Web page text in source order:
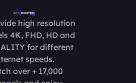
high resolution
4K, FHD, HD and
for different
speeds.
over + 17,000